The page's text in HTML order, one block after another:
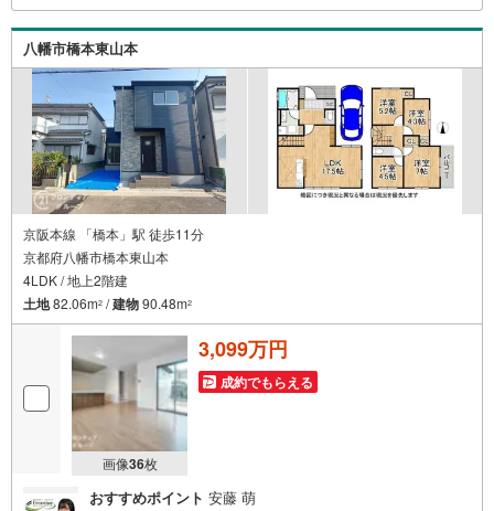
同士が連携をとっているため、より多くの知見がございま
す。お気軽にお問合せください！
八幡市橋本東山本
京阪本線 「橋本」駅 徒歩11分
京都府八幡市橋本東山本
4LDK / 地上2階建
土地82.06m2 /建物90.48m2
画像36枚
3,099万円
成約でもらえる
おすすめポイント 安藤 萌